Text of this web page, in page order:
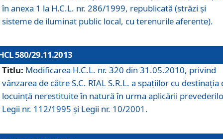
în anexa 1 la H.C.L. nr. 286/1999, republicată (străzi şi
sisteme de iluminat public local, cu terenurile aferente).
580/29.11.2013
Titlu: Modificarea H.C.L. nr. 320 din 31.05.2010, privind
vânzarea de către S.C. RIAL S.R.L. a spaţiilor cu destinaţia
locuinţă nerestituite în natură în urma aplicării
Legii nr. 112/1995 şi Legii nr. 10/2001.